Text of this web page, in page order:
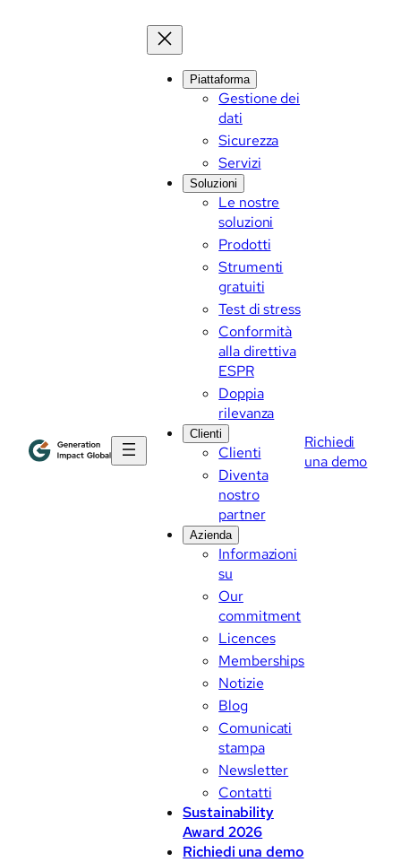
Piattaforma
Gestione dei
dati
Sicurezza
Servizi
Soluzioni
Le nostre
soluzioni
Prodotti
Strumenti
gratuiti
Test di stress
Conformità
alla direttiva
ESPR
Doppia
rilevanza
Clienti
Clienti
Diventa
nostro
partner
Azienda
Informazioni
su
Our
commitment
Licences
Memberships
Notizie
Blog
Comunicati
stampa
Newsletter
Contatti
Sustainability
Award 2026
Richiedi una demo
Richiedi
una demo